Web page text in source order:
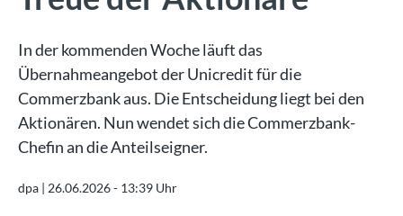
In der kommenden Woche läuft das
Übernahmeangebot der Unicredit für die
Commerzbank aus. Die Entscheidung liegt bei den
Aktionären. Nun wendet sich die Commerzbank-
Chefin an die Anteilseigner.
dpa | 26.06.2026 - 13:39 Uhr